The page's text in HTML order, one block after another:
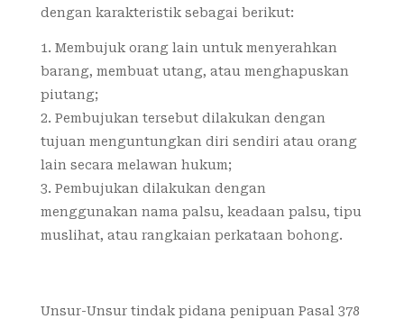
dengan karakteristik sebagai berikut:
Membujuk orang lain untuk menyerahkan
barang, membuat utang, atau menghapuskan
piutang;
Pembujukan tersebut dilakukan dengan
tujuan menguntungkan diri sendiri atau orang
lain secara melawan hukum;
Pembujukan dilakukan dengan
menggunakan nama palsu, keadaan palsu, tipu
muslihat, atau rangkaian perkataan bohong.
Unsur-Unsur tindak pidana penipuan Pasal 378